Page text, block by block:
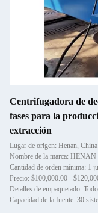
Centrifugadora de
fases para la
extracción
Lugar de origen: Henan, China
Nombre de la marca:
Cantidad de orden mínima: 1
Precio: $100,000.00 -
Capacidad de la fuente: 30